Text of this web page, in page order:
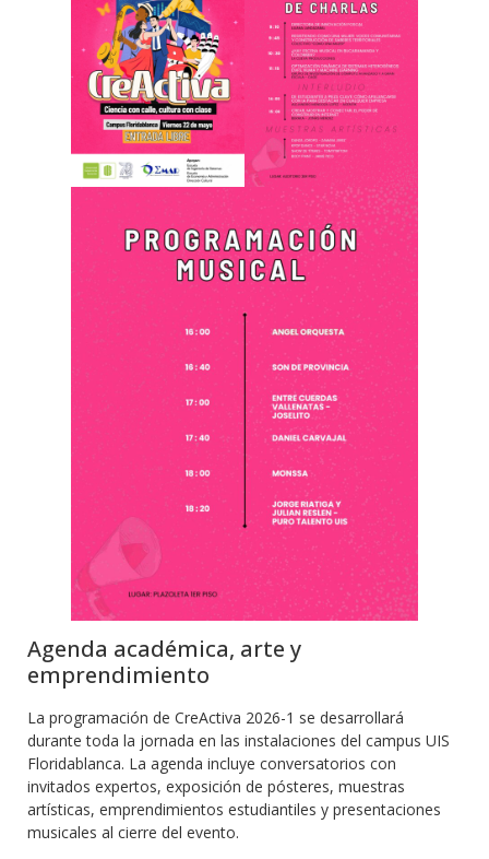
Agenda académica, arte y
emprendimiento
La programación de CreActiva 2026-1 se desarrollará
durante toda la jornada en las instalaciones del campus UIS
Floridablanca. La agenda incluye conversatorios con
invitados expertos, exposición de pósteres, muestras
artísticas, emprendimientos estudiantiles y presentaciones
musicales al cierre del evento.